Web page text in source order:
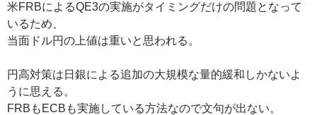
米FRBによるQE3の実施がタイミングだけの問題となって
いるため、
当面ドル円の上値は重いと思われる。
円高対策は日銀による追加の大規模な量的緩和しかないよ
うに思える。
FRBもECBも実施している方法なので文句が出ない。